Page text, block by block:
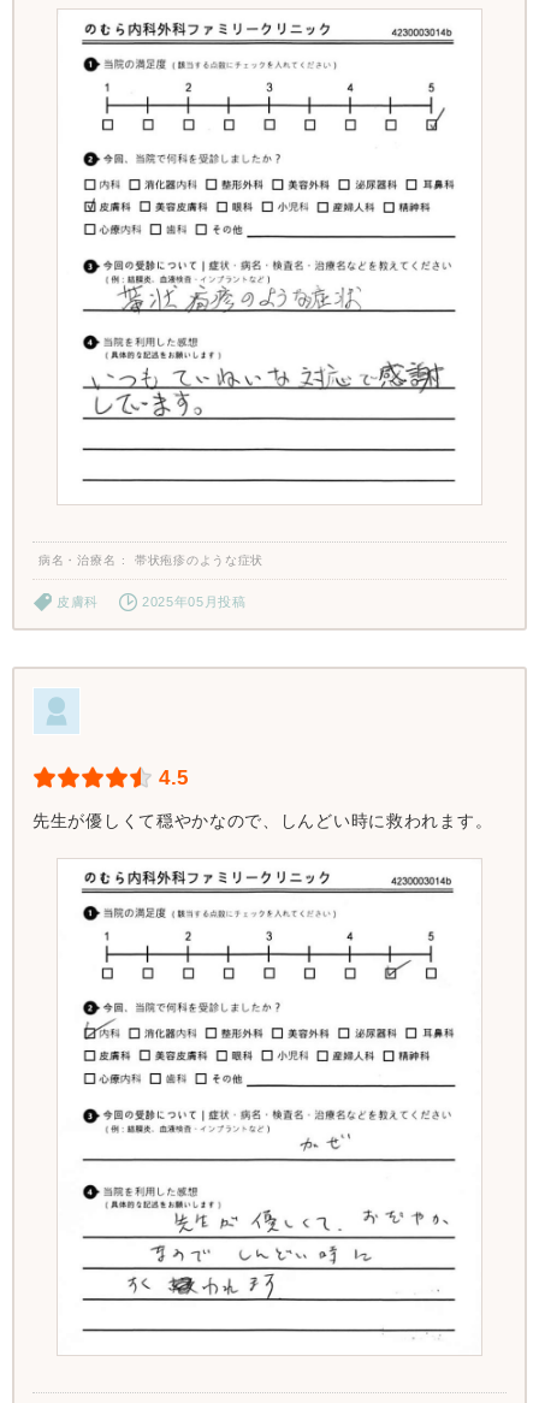
病名・治療名 帯状疱疹のような症状
皮膚科 2025年05月投稿
4.5
先生が優しくて穏やかなので、しんどい時に救われます。